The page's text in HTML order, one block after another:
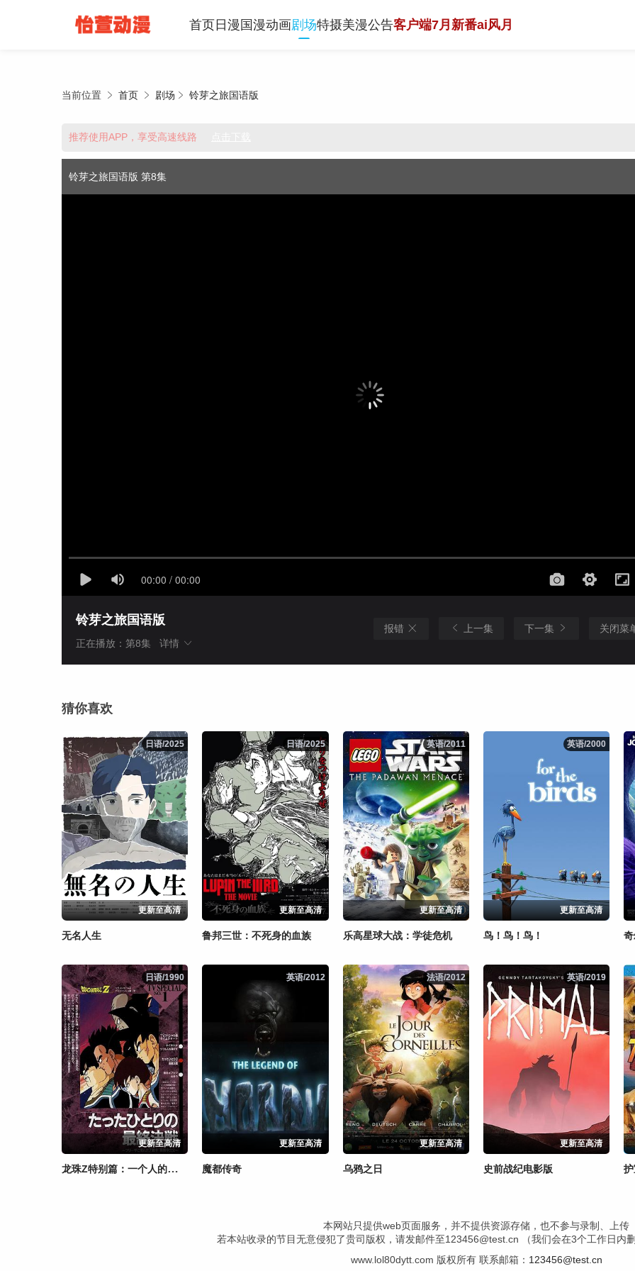
首页日漫 国漫动画剧场特摄美漫公告客户端7月新番ai风月
当前位置 首页 剧场 铃芽之旅国语版
推荐使用APP，享受高速线路
铃芽之旅国语版 第8集
报错 上一集 下一集 关闭菜
铃芽之旅国语版
正在播放：第8集 详情
猜你喜欢
日语/2025
日语/2025
更新至高清
无名人生
日语/2025
日语/2025
更新至高清
鲁邦三世：不死身的血族
英语/2011
英语/2011
更新至高清
乐高星球大战：学徒危机
英语/2000
英语/2000
更新至高清
鸟！鸟！鸟！
日语/1990
日语/1990
更新至高清
龙珠Z特别篇：一个人的最终决战 挑战弗利萨的Z战士 孙悟空之父
英语/2012
英语/2012
更新至高清
魔都传奇
法语/2012
法语/2012
更新至高清
乌鸦之日
英语/2019
英语/2019
更新至高清
史前战纪电影版
本网站只提供web页面服务，并不提供资源存储，也不参与录制、上传
若本站收录的节目无意侵犯了贵司版权，请发邮件至123456@test.cn （我们会在3个工作日内
www.lol80dytt.com 版权所有 联系邮箱： 123456@test.cn